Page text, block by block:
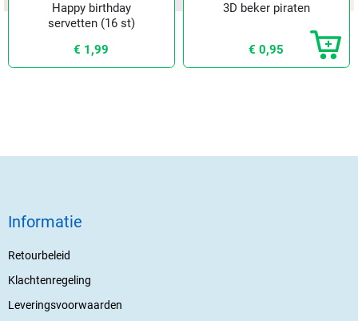
Happy birthday
servetten (16 st)
€ 1,99
3D beker piraten
€ 0,95
Informatie
Retourbeleid
Klachtenregeling
Leveringsvoorwaarden